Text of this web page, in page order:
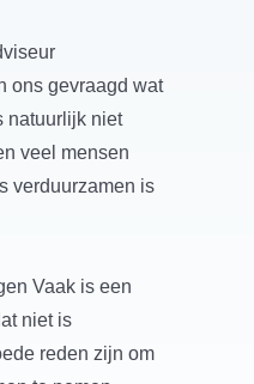
ons gevraagd wat
natuurlijk niet
veel mensen
verduurzamen is
Vaak is een
niet is
reden zijn om